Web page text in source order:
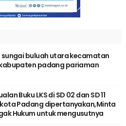
sungai buluah utara kecamatan
padang pariaman
Buku LKS di SD 02 dan SD 11
Padang dipertanyakan,Minta
Hukum untuk mengusutnya